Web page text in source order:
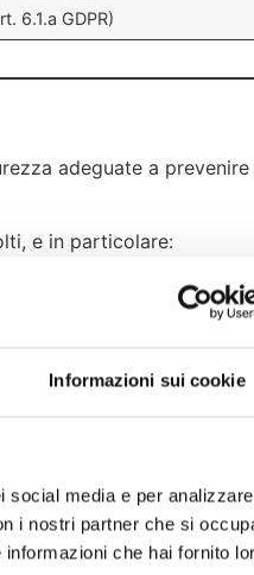
Informazioni sui cookie
social media e per
i nostri partner che si
che hai fornito
6.1.a GDPR)
adeguate a
e in particolare:
ai sensi dell’art.
fornitori di esperienze),